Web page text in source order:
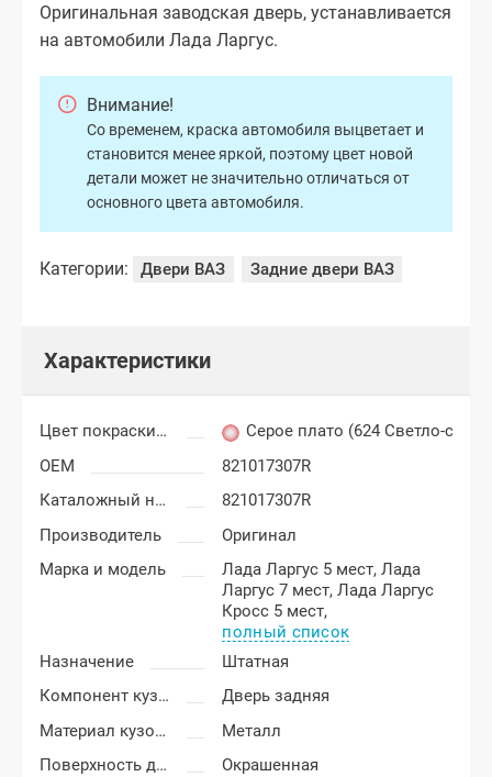
Оригинальная заводская дверь, устанавливается
на автомобили Лада Ларгус.
Внимание!
Со временем, краска автомобиля выцветает и
становится менее яркой, поэтому цвет новой
детали может не значительно отличаться от
основного цвета автомобиля.
Категории: Двери ВАЗ Задние двери ВАЗ
Характеристики
Цвет покраски Лада Ларгус
Серое плато (624 Светло-
OEM
821017307R
Каталожный номер
821017307R
Производитель
Оригинал
Марка и модель
Лада Ларгус 5 мест,Лада
Ларгус 7 мест,Лада Ларгус
Кросс 5 мест,
полный список
Назначение
Штатная
Компонент кузова
Дверь задняя
Материал кузовных деталей
Металл
Поверхность двери
Окрашенная